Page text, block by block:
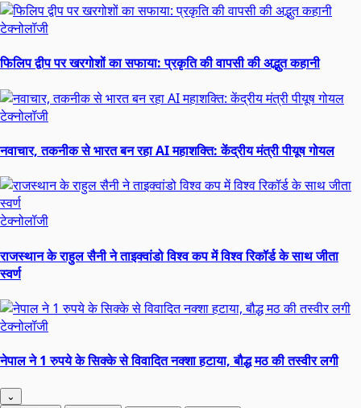
टेक्नोलॉजी
फिलिप द्वीप पर खरगोशों का सफाया: प्रकृति की वापसी की अद्भुत कहानी
टेक्नोलॉजी
नवाचार, तकनीक से भारत बन रहा AI महाशक्ति: केंद्रीय मंत्री पीयूष गोयल
टेक्नोलॉजी
राजस्थान के राहुल सैनी ने ताइक्वांडो विश्व कप में विश्व रिकॉर्ड के साथ जीता
स्वर्ण
टेक्नोलॉजी
नेपाल ने 1 रुपये के सिक्के से विवादित नक्शा हटाया, बौद्ध मठ की तस्वीर लगी
⌄